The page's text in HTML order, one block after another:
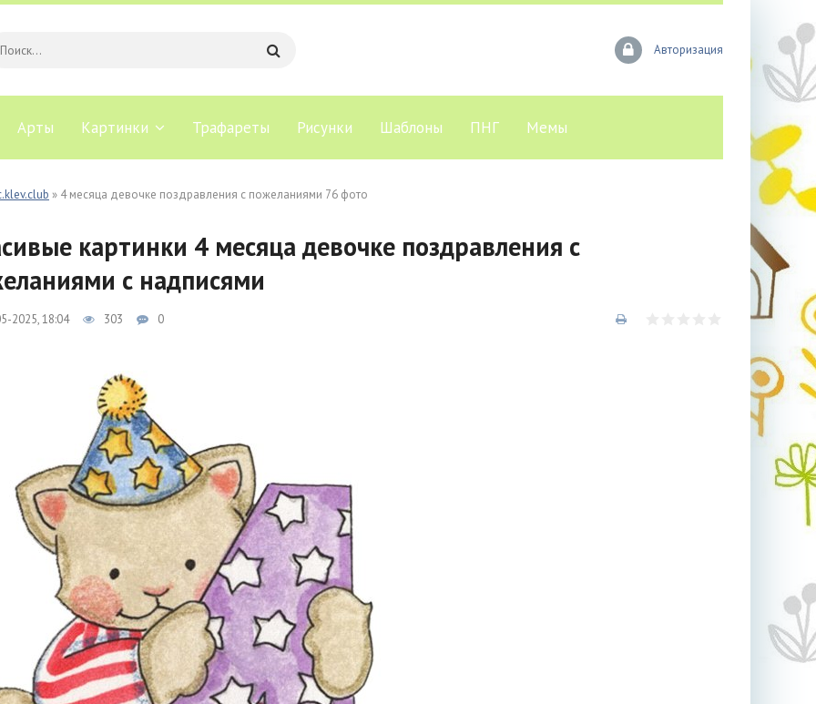
Авторизация
Арты Картинки Трафареты Рисунки Шаблоны ПНГ Мемы
» 4 месяца девочке поздравления с пожеланиями 76 фото
картинки 4 месяца девочке поздравления с
с надписями
2025, 18:04 303 0